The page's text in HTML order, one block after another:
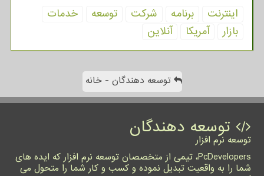
اینترنت برنامه شركت توسعه
خدمات
بازار
آمریكا آنلاین
توسعه دهندگان - خانه
توسعه دهندگان
توسعه نرم افزار
PcDevelopers، تیمی از متخصصان توسعه نرم افزار که ایده های
شما را به واقعیت تبدیل نموده و کسب و کار شما را متحول می